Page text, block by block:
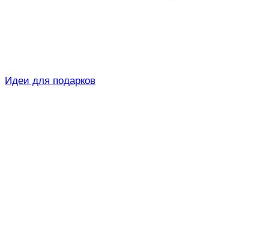
Идеи для подарков